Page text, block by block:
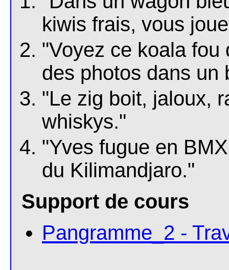
kiwis frais, vous
"Voyez ce koala fou
des photos dans un
"Le zig boit, jaloux,
whiskys."
"Yves fugue en
du Kilimandjaro."
Support de cours
Pangramme_2 -